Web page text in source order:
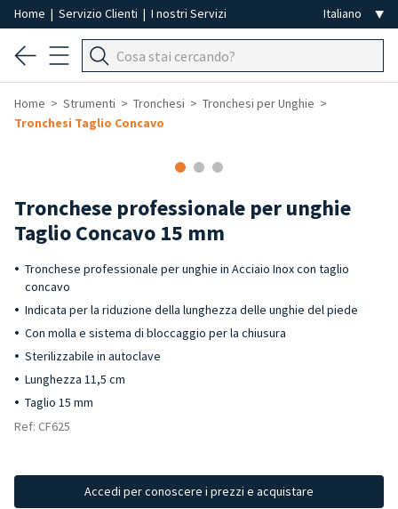
Home | Servizio Clienti | I nostri Servizi
Home Strumenti Tronchesi
Tronchesi per Unghie
Tronchesi Taglio Concavo
Tronchese professionale per unghie
Taglio Concavo 15 mm
Tronchese professionale per unghie in Acciaio Inox con taglio
concavo
Indicata per la riduzione della lunghezza delle unghie del piede
Con molla e sistema di bloccaggio per la chiusura
Sterilizzabile in autoclave
Lunghezza 11,5 cm
Taglio 15 mm
Ref: CF625
Accedi per conoscere i prezzi e acquistare